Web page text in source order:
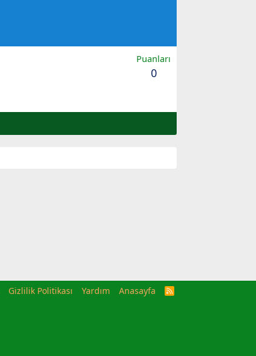
Puanları
0
Gizlilik Politikası Yardım Anasayfa
R